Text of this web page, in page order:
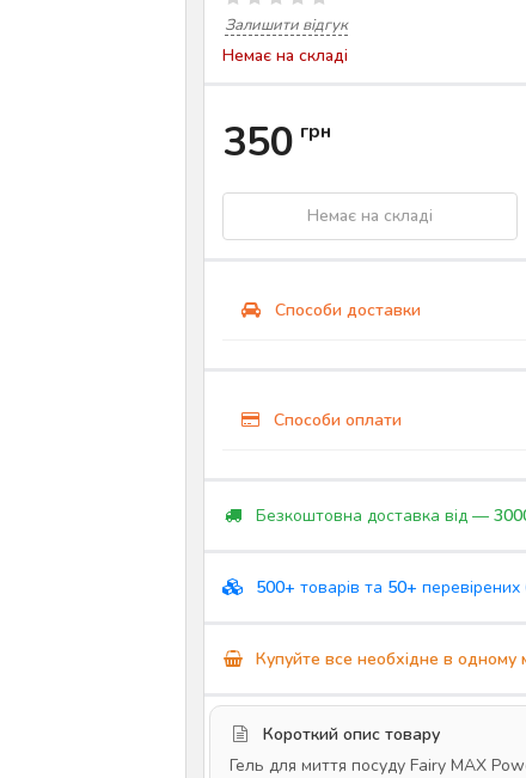
Залишити відгук
Немає на складі
350 грн
Немає на складі
Способи доставки
Способи оплати
Безкоштовна доставка від —
500+ товарів та 50+ перевірених
Купуйте все необхідне в одному
Короткий опис товару
Гель для миття посуду Fairy MAX